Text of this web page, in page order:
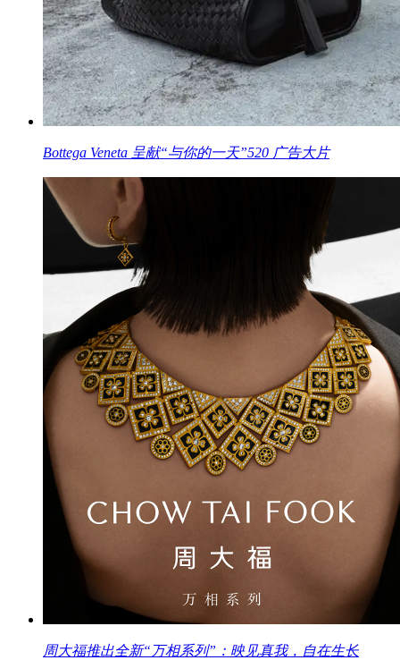
Bottega Veneta 呈献“与你的一天”520 广告大片
周大福推出全新“万相系列”：映见真我，自在生长